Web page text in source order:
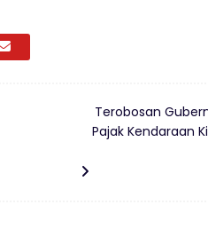
Terobosan
Pajak Kendaraan